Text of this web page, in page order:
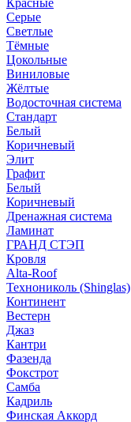
Красные
Серые
Светлые
Тёмные
Цокольные
Виниловые
Жёлтые
Водосточная система
Стандарт
Белый
Коричневый
Элит
Графит
Белый
Коричневый
Дренажная система
Ламинат
ГРАНД СТЭП
Кровля
Alta-Roof
Технониколь (Shinglas)
Континент
Вестерн
Джаз
Кантри
Фазенда
Фокстрот
Самба
Кадриль
Финская Аккорд